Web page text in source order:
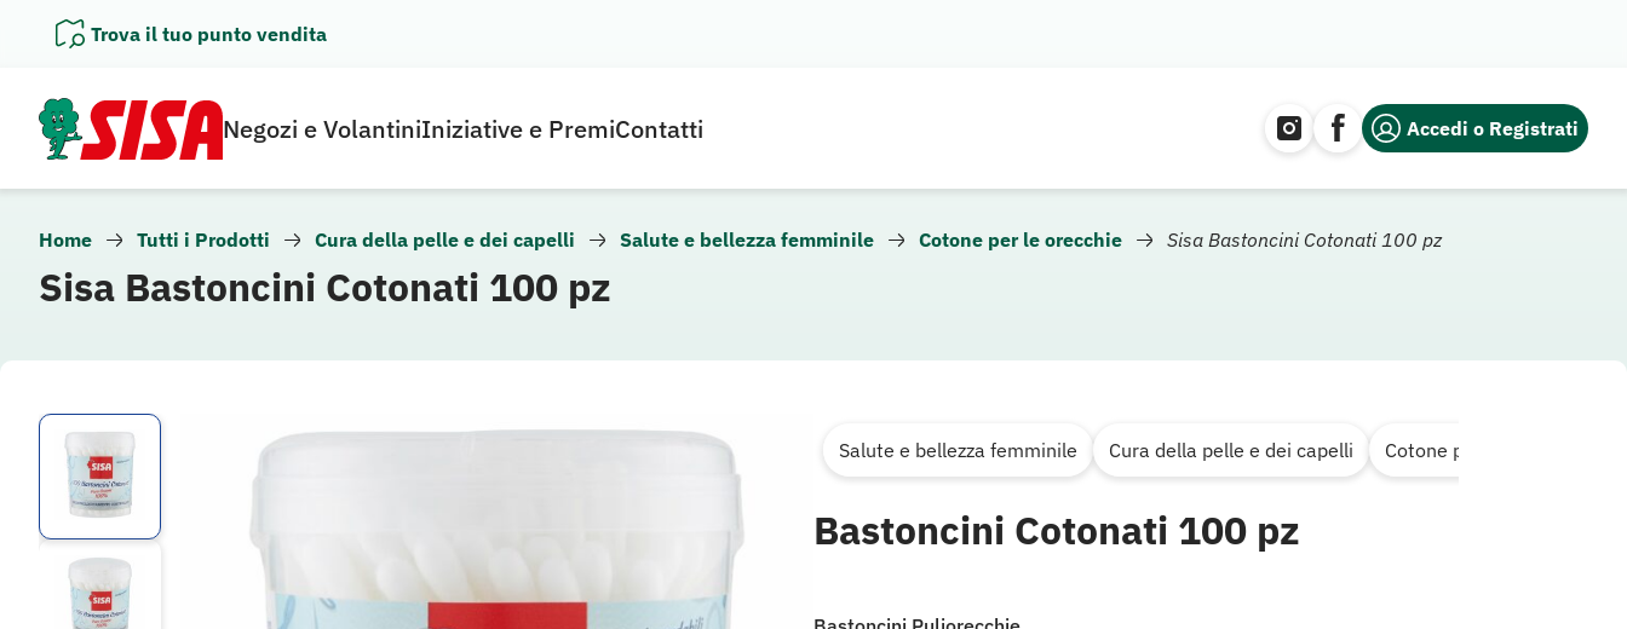
Trova il tuo punto vendita
Negozi e VolantiniIniziative e PremiContatti Accedi o Registrati
Home Tutti i Prodotti Cura della pelle e dei capelli Salute e bellezza femminile Cotone per le orecchie Sisa Bastoncini Cotonati 100 pz
Sisa Bastoncini Cotonati 100 pz
Salute e bellezza femminile Cura della pelle e dei capelli Cotone per le orecchie
Bastoncini Cotonati 100 pz